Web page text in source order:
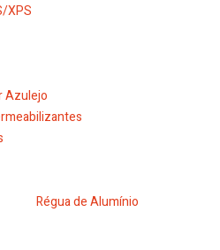
XPS
Azulejo
Régua de Alumínio